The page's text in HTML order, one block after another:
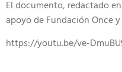
El documento, redactado
apoyo de Fundación Once y
https://youtu.be/ve-